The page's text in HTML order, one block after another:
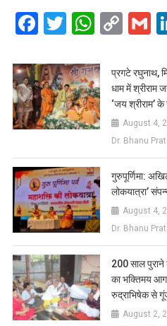
Facebook
Twitter
प्रगटे रघुनाथ,
धाम में श्रीराम
‘जय श्रीराम’
August 4,
Dr. Bhanu
गुरुपूर्णिमा:
लोकयात्रा’
August 4,
Dr. Bhanu
200 साल पुराने
का भक्तिमय
रुद्राभिषेक से
August 2,